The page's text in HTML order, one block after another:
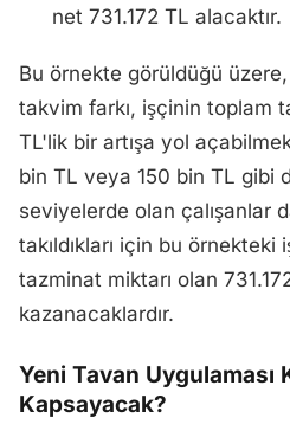
net 731.172 TL alacaktır.
Bu örnekte görüldüğü
takvim farkı, işçinin toplam
TL'lik bir artışa yol
bin TL veya 150 bin TL gibi
seviyelerde olan çalışanlar
takıldıkları için bu örnekteki
tazminat miktarı olan
kazanacaklardır.
Yeni Tavan Uygulaması
Kapsayacak?